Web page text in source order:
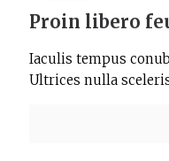
Proin libero
Iaculis tempus
Ultrices nulla